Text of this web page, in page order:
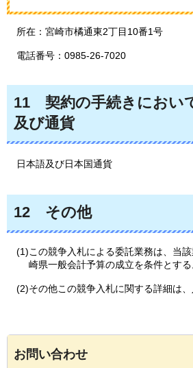
所在：宮崎市橘通東2丁目10番1号
電話番号：0985-26-7020
11 契約の手続きにおい
及び通貨
日本語及び日本国通貨
12 その他
(1)この競争入札による委託業務は、当
崎県一般会計予算の成立を条件とする
(2)その他この競争入札に関する詳細は、
お問い合わせ